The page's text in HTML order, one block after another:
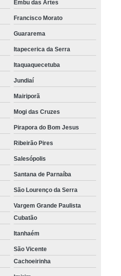
Embu das Artes
Francisco Morato
Guararema
Itapecerica da Serra
Itaquaquecetuba
Jundiaí
Mairiporã
Mogi das Cruzes
Pirapora do Bom Jesus
Ribeirão Pires
Salesópolis
Santana de Parnaíba
São Lourenço da Serra
Vargem Grande Paulista
Cubatão
Itanhaém
São Vicente
Cachoeirinha